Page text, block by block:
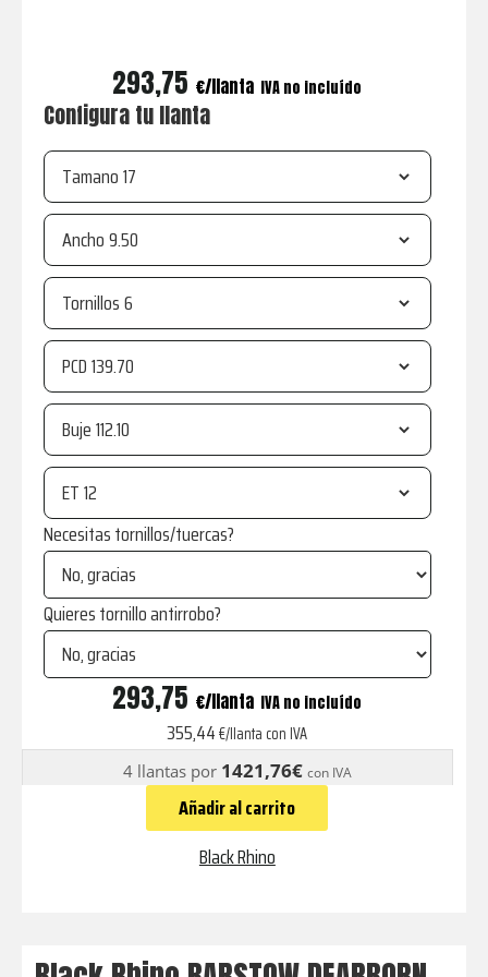
293,75 € IVA no incluído
Configura tu llanta
Tamano
Ancho
Tornillos
PCD
Buje
ET
Necesitas tornillos/tuercas?
Quieres tornillo antirrobo?
BLUE
W/
293,75 € IVA no incluído
355,44€/llanta con IVA
4 llantas por 1421,76€ con IVA
Añadir al carrito
Black Rhino